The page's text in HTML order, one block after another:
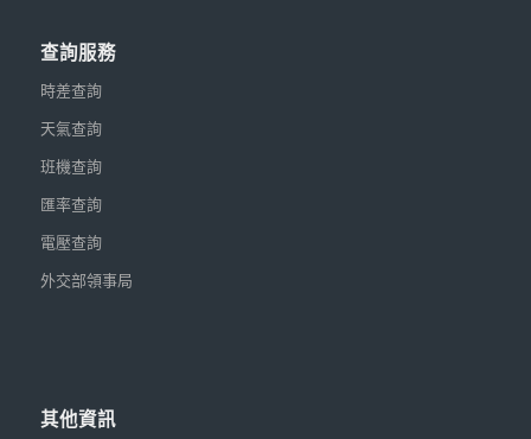
查詢服務
時差查詢
天氣查詢
班機查詢
匯率查詢
電壓查詢
外交部領事局
其他資訊